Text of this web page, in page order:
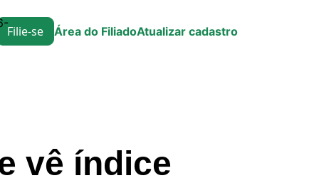
Filie-se Área do FiliadoAtualizar cadastro
vê índice